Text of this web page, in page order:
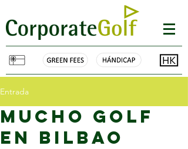
Entrada
mucho golf
en BILBAO